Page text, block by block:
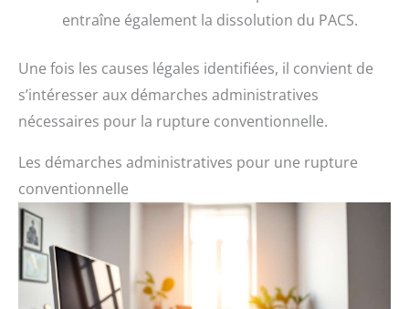
entraîne également la dissolution du PACS.
Une fois les causes légales identifiées, il convient de
s’intéresser aux démarches administratives
nécessaires pour la rupture conventionnelle.
Les démarches administratives pour une rupture
conventionnelle